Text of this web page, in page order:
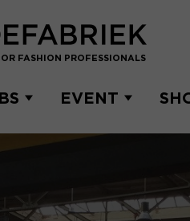
FASHION PROFESSIONALS
EVENT